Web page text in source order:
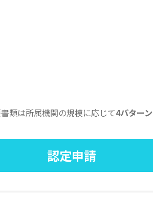
類は所属機関の規模に応じて4パターン
認定申請